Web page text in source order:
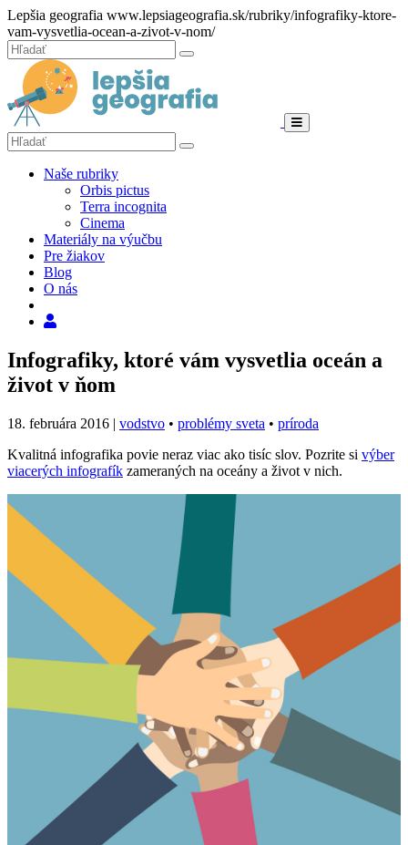
Hore
Lepšia geografia www.lepsiageografia.sk/rubriky/infografiky-ktore-
vam-vysvetlia-ocean-a-zivot-v-nom/
Zatvoriť
Hľadať:
Hľadať
Menu
Hľadať:
Hľadať
Naše rubriky
Orbis pictus
Terra incognita
Cinema
Materiály na výučbu
Pre žiakov
Blog
O nás
Infografiky, ktoré vám vysvetlia oceán a
život v ňom
18. februára 2016 | vodstvo • problémy sveta • príroda
Kvalitná infografika povie neraz viac ako tisíc slov. Pozrite si výber
viacerých infografík zameraných na oceány a život v nich.
Facebook
share
Tweet
Linkedin
share